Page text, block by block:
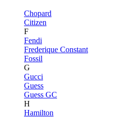
Chopard
Citizen
F
Fendi
Frederique Constant
Fossil
G
Gucci
Guess
Guess GC
H
Hamilton